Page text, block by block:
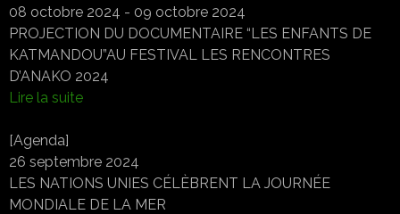
08 octobre 2024 - 09 octobre 2024
PROJECTION DU DOCUMENTAIRE “LES ENFANTS DE
KATMANDOU”AU FESTIVAL LES RENCONTRES
D’ANAKO 2024
Lire la suite
[Agenda]
26 septembre 2024
LES NATIONS UNIES CÉLÈBRENT LA JOURNÉE
MONDIALE DE LA MER